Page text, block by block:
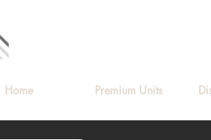
Home Premium Units